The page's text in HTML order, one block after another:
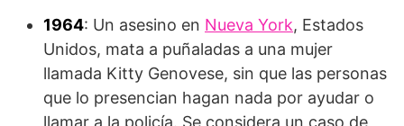
1964: Un asesino en Nueva York, Estados
Unidos, mata a puñaladas a una mujer
llamada Kitty Genovese, sin que las personas
que lo presencian hagan nada por ayudar o
llamar a la policía. Se considera un caso de